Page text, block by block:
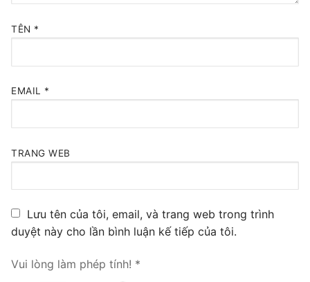
FXS VoIP Gateway
FXO VoIP Gateway
VoIP GSM / 3G / 4G Gateways
E1 / T1 / PRI VoIP Gateway
PRI VoIP Gateway TE100
PRI VoIP Gateway TE200
BRI VoIP Gateway
LIÊN HỆ
TÊN *
EMAIL *
TRANG WEB
Lưu tên của tôi, email, và trang web trong trình
duyệt này cho lần bình luận kế tiếp của tôi.
Vui lòng làm phép tính! *